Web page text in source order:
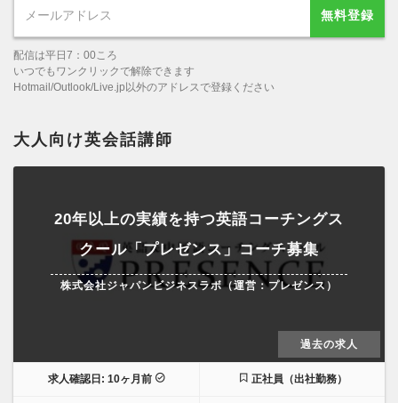
無料登録
配信は平日7：00ころ
いつでもワンクリックで解除できます
Hotmail/Outlook/Live.jp以外のアドレスで登録ください
大人向け英会話講師
20年以上の実績を持つ英語コーチングス
クール「プレゼンス」コーチ募集
株式会社ジャパンビジネスラボ（運営：プレゼンス）
過去の求人
求人確認日: 10ヶ月前 正社員（出社勤務）